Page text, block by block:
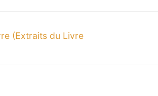
(Extraits du Livre